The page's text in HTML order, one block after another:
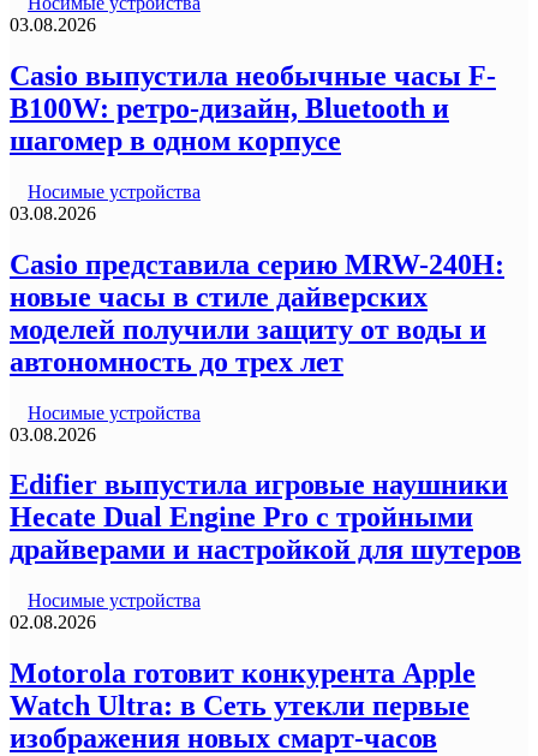
03.08.2026
Casio выпустила необычные часы F-
B100W: ретро-дизайн, Bluetooth и
шагомер в одном корпусе
Носимые устройства
03.08.2026
Casio представила серию MRW-240H:
новые часы в стиле дайверских
моделей получили защиту от воды и
автономность до трех лет
Носимые устройства
03.08.2026
Edifier выпустила игровые наушники
Hecate Dual Engine Pro с тройными
драйверами и настройкой для шутеров
Носимые устройства
02.08.2026
Motorola готовит конкурента Apple
Watch Ultra: в Сеть утекли первые
изображения новых смарт-часов